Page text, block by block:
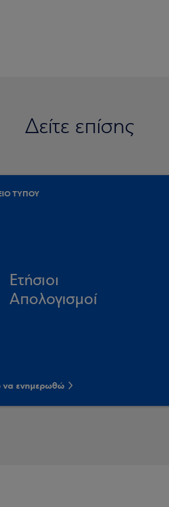
Δείτε επίσης
ΤΥΠΟΥ
Ετήσιοι
Απολογισμοί
ενημερωθώ